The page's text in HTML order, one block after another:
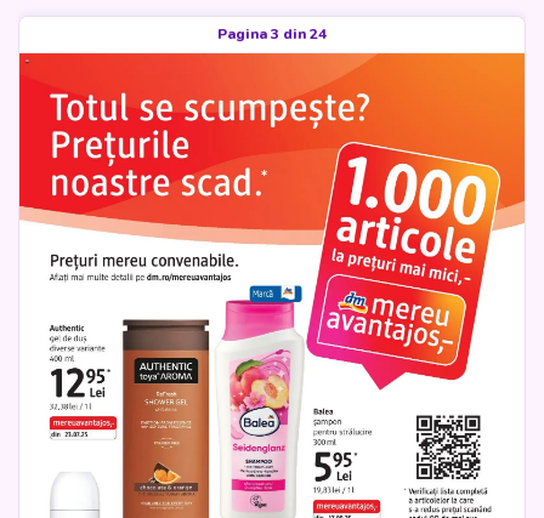
Pagina 3 din 24